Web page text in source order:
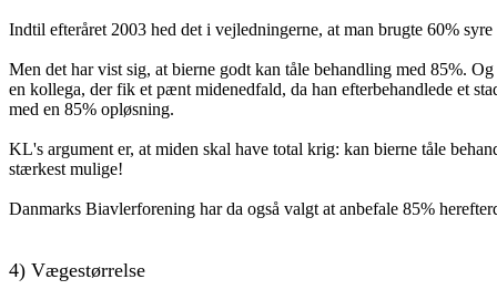
Indtil efteråret 2003 hed det i vejledningerne, at man brugte 60% syre
Men det har vist sig, at bierne godt kan tåle behandling med 85%. Og
en kollega, der fik et pænt midenedfald, da han efterbehandlede et
med en 85% opløsning.
KL's argument er, at miden skal have total krig: kan bierne tåle
stærkest mulige!
Danmarks Biavlerforening har da også valgt at anbefale 85%
4) Vægestørrelse